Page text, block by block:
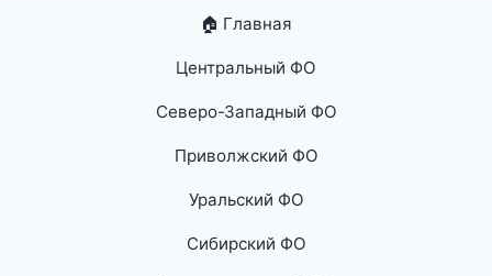
🏠 Главная
Центральный ФО
Северо-Западный ФО
Приволжский ФО
Уральский ФО
Сибирский ФО